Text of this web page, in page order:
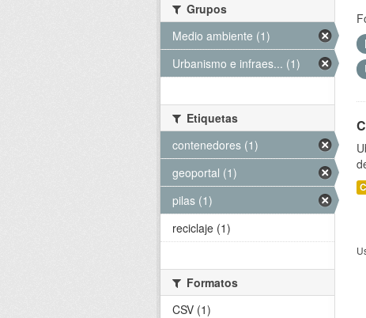
Grupos
Medio ambiente (1)
Urbanismo e infraes... (1)
Etiquetas
contenedores (1)
geoportal (1)
pilas (1)
reciclaje (1)
Formatos
CSV (1)